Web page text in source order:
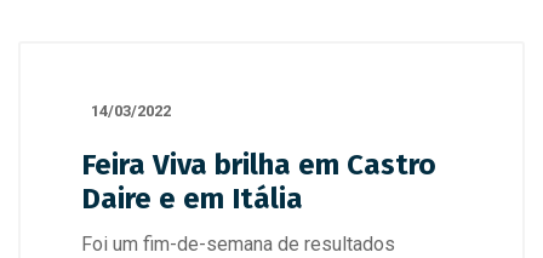
14/03/2022
Feira Viva brilha em Castro
Daire e em Itália
Foi um fim-de-semana de resultados